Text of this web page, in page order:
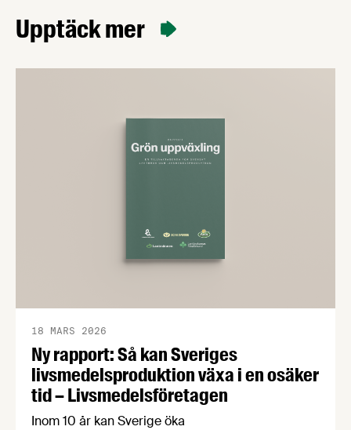
Upptäck mer
Ny rapport: Så kan Sveriges
livsmedelsproduktion växa i en osäker
tid – Livsmedelsföretagen
18 MARS 2026
Inom 10 år kan Sverige öka